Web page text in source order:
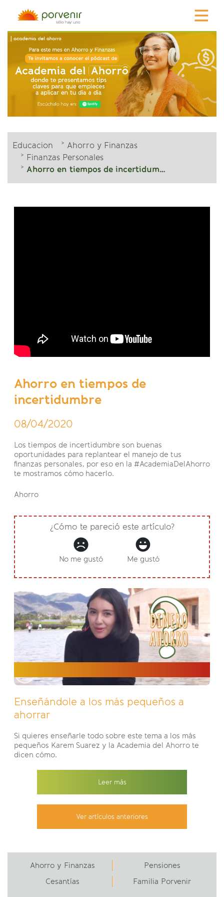
Educacion
Ahorro y Finanzas
Finanzas Personales
Ahorro en tiempos de incertidumbre
Ahorro en tiempos de
incertidumbre
08/04/2020
Los tiempos de incertidumbre son buenas
oportunidades para replantear el manejo de tus
finanzas personales, por eso en la #AcademiaDelAhorro
te mostramos cómo hacerlo.
Ahorro
¿Cómo te pareció este artículo?
No me gustó Me gustó
Enseñándole a los más pequeños a
ahorrar
Si quieres enseñarle todo sobre este tema a los más
pequeños Karem Suarez y la Academia del Ahorro te
dicen cómo.
Leer más
Ver artículos anteriores
Ahorro y Finanzas
Pensiones
Cesantías
Familia Porvenir